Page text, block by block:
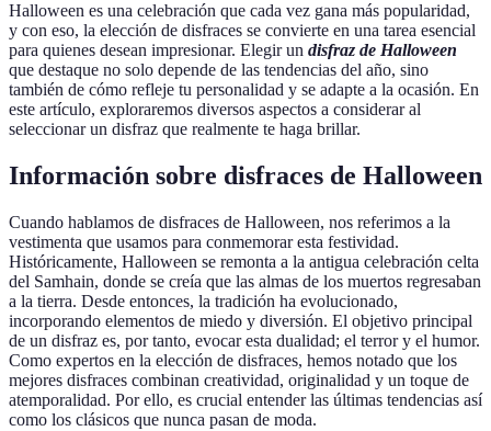
Halloween es una celebración que cada vez gana más popularidad,
y con eso, la elección de disfraces se convierte en una tarea esencial
para quienes desean impresionar. Elegir un disfraz de Halloween
que destaque no solo depende de las tendencias del año, sino
también de cómo refleje tu personalidad y se adapte a la ocasión. En
este artículo, exploraremos diversos aspectos a considerar al
seleccionar un disfraz que realmente te haga brillar.
Información sobre disfraces de Halloween
Cuando hablamos de disfraces de Halloween, nos referimos a la
vestimenta que usamos para conmemorar esta festividad.
Históricamente, Halloween se remonta a la antigua celebración celta
del Samhain, donde se creía que las almas de los muertos regresaban
a la tierra. Desde entonces, la tradición ha evolucionado,
incorporando elementos de miedo y diversión. El objetivo principal
de un disfraz es, por tanto, evocar esta dualidad; el terror y el humor.
Como expertos en la elección de disfraces, hemos notado que los
mejores disfraces combinan creatividad, originalidad y un toque de
atemporalidad. Por ello, es crucial entender las últimas tendencias así
como los clásicos que nunca pasan de moda.